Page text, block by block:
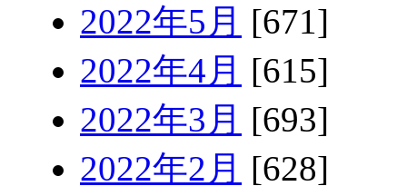
2022年5月 [671]
2022年4月 [615]
2022年3月 [693]
2022年2月 [628]